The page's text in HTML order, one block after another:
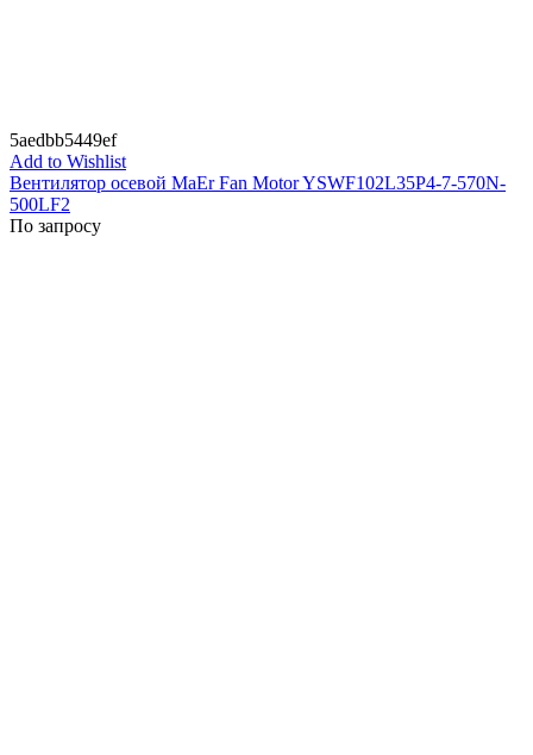
5aedbb5449ef
Add to Wishlist
Вентилятор осевой MaEr Fan Motor YSWF102L35P4-7-570N-
500LF2
По запросу